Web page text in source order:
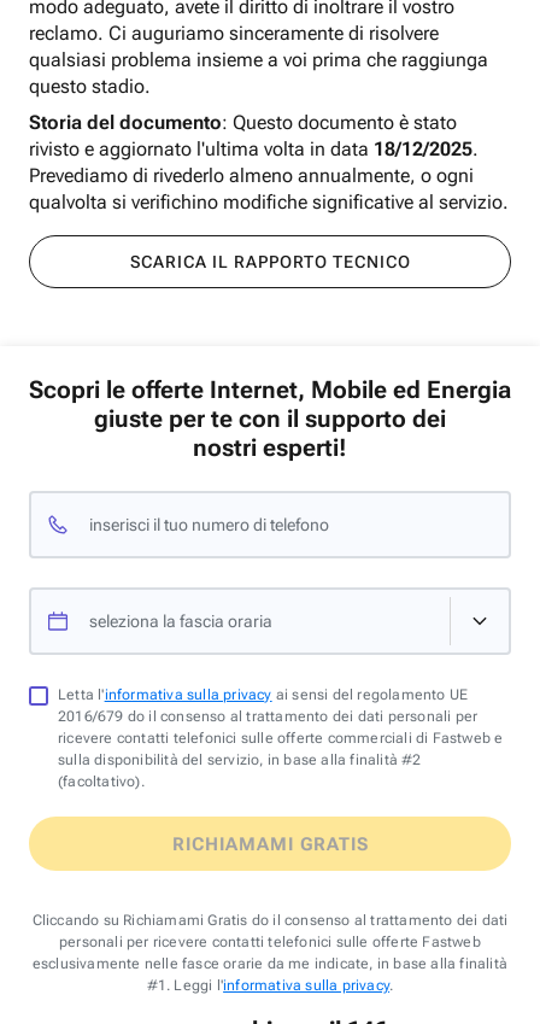
modo adeguato, avete il diritto di inoltrare il vostro
reclamo. Ci auguriamo sinceramente di risolvere
qualsiasi problema insieme a voi prima che raggiunga
questo stadio.
Storia del documento: Questo documento è stato
rivisto e aggiornato l'ultima volta in data 18/12/2025.
Prevediamo di rivederlo almeno annualmente, o ogni
qualvolta si verifichino modifiche significative al servizio.
SCARICA IL RAPPORTO TECNICO
Scopri le offerte Internet, Mobile ed Energia
giuste per te con il supporto dei
nostri esperti!
inserisci il tuo numero di telefono
seleziona la fascia oraria
Letta l'informativa sulla privacy ai sensi del regolamento UE
2016/679 do il consenso al trattamento dei dati personali per
ricevere contatti telefonici sulle offerte commerciali di Fastweb e
sulla disponibilità del servizio, in base alla finalità #2
(facoltativo).
RICHIAMAMI GRATIS
Cliccando su Richiamami Gratis do il consenso al trattamento dei dati
personali per ricevere contatti telefonici sulle offerte Fastweb
esclusivamente nelle fasce orarie da me indicate, in base alla finalità
#1. Leggi l'informativa sulla privacy.